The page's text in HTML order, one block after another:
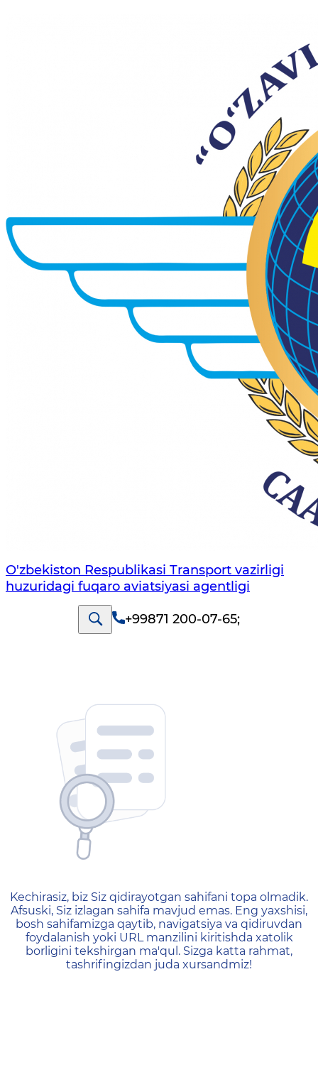
O'zbekiston Respublikasi Transport vazirligi
huzuridagi fuqaro aviatsiyasi agentligi
+99871 200-07-65;
404 — Страница не
Kechirasiz, biz Siz qidirayotgan sahifani topa olmadik.
Afsuski, Siz izlagan sahifa mavjud emas. Eng yaxshisi,
bosh sahifamizga qaytib, navigatsiya va qidiruvdan
foydalanish yoki URL manzilini kiritishda xatolik
borligini tekshirgan ma'qul. Sizga katta rahmat,
tashrifingizdan juda xursandmiz!